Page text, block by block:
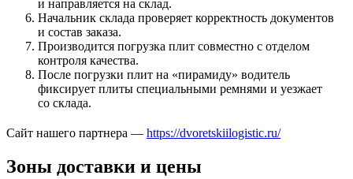
и направляется на склад.
Начальник склада проверяет корректность документов
и состав заказа.
Производится погрузка плит совместно с отделом
контроля качества.
После погрузки плит на «пирамиду» водитель
фиксирует плиты специальными ремнями и уезжает
со склада.
Сайт нашего партнера — https://dvoretskiilogistic.ru/
Зоны доставки и цены